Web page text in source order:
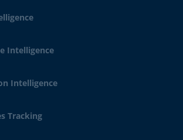
Intelligence
Intelligence
Tracking